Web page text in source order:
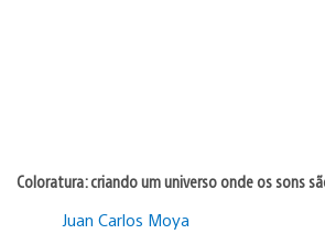
Coloratura: criando um universo onde os sons
Juan Carlos Moya